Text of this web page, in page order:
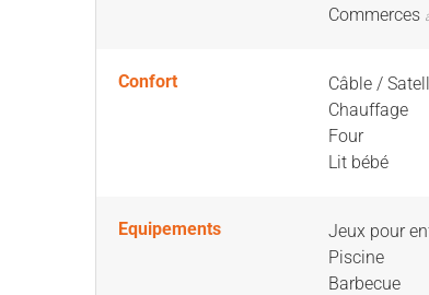
Commerces
Confort
Câble /
Chauffage
Four
Lit bébé
Equipements
Jeux pour
Piscine
Barbecue